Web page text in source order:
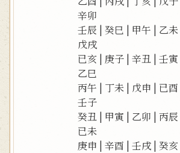
辛卯
壬辰 |癸巳 | 甲午 | 乙未
戊戌
已亥 | 庚子 |辛丑 |壬寅
乙巳
丙午 | 丁未 | 戊申 | 已酉
壬子
癸丑 | 甲寅 | 乙卯 |丙辰
已未
庚申 |辛酉 |壬戌 |癸亥